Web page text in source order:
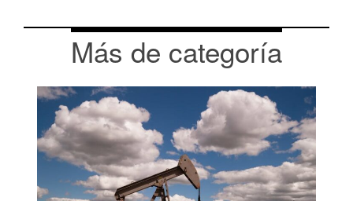
Más de categoría